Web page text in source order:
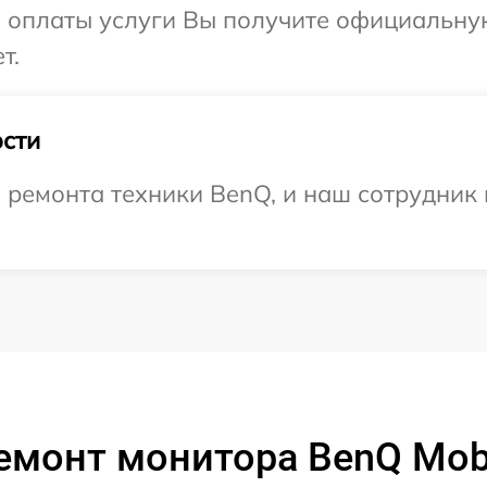
услуги Вы получите
техники BenQ, и наш сотрудник
монитора BenQ